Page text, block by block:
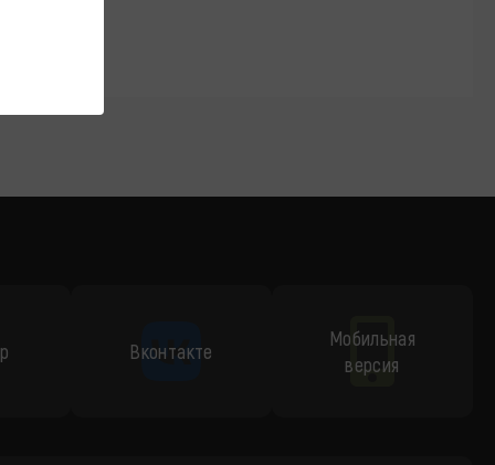
Вконтакте
Мобильная
версия